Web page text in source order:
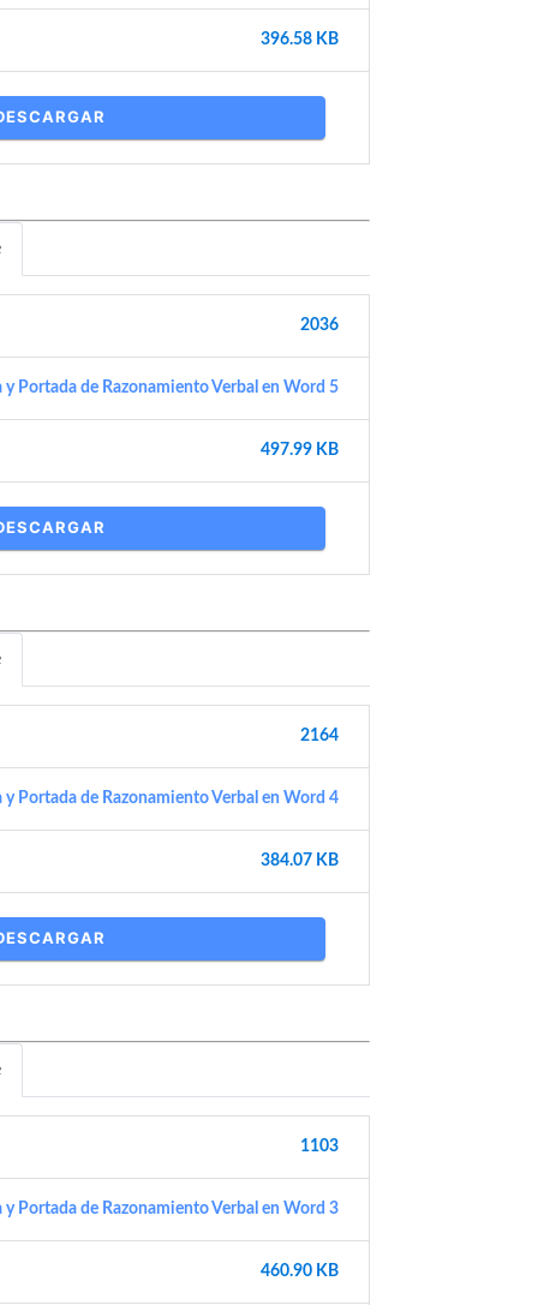
396.58 KB
2036
y Portada de Razonamiento Verbal en Word 5
497.99 KB
2164
y Portada de Razonamiento Verbal en Word 4
384.07 KB
1103
y Portada de Razonamiento Verbal en Word 3
460.90 KB